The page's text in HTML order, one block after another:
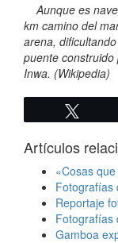
Aunque es
km camino del
arena,
puente
Inwa. (Wikipedia)
Artículos
«Cosas
Fotografías
Reportaje
Fotografías
Gamboa